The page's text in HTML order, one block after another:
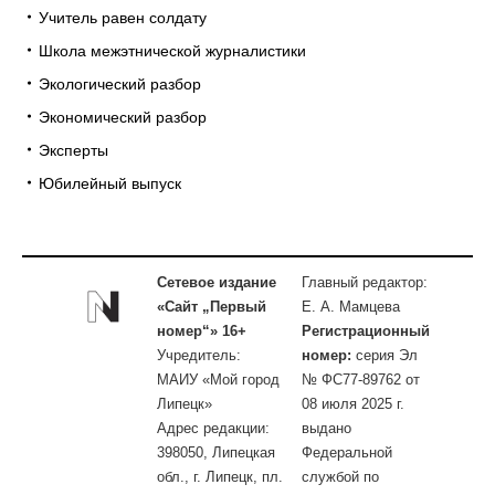
Учитель равен солдату
Школа межэтнической журналистики
Экологический разбор
Экономический разбор
Эксперты
Юбилейный выпуск
Сетевое издание
«Сайт „Первый
номер“» 16+
Учредитель:
МАИУ «Мой город
Липецк»
Адрес редакции:
398050, Липецкая
обл., г. Липецк, пл.
Главный редактор:
Е. А. Мамцева
Регистрационный
номер: серия Эл
№ ФС77-89762 от
08 июля 2025 г.
выдано
Федеральной
службой по